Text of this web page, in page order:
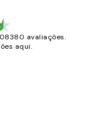
avaliações.
aqui.